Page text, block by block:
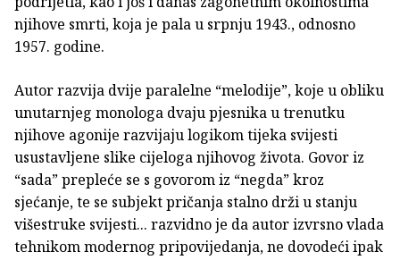
njihove smrti, koja je pala u srpnju 1943., odnosno
1957. godine.
Autor razvija dvije paralelne “melodije”, koje u obliku
unutarnjeg monologa dvaju pjesnika u trenutku
njihove agonije razvijaju logikom tijeka svijesti
usustavljene slike cijeloga njihovog života. Govor iz
“sada” prepleće se s govorom iz “negda” kroz
sjećanje, te se subjekt pričanja stalno drži u stanju
višestruke svijesti... razvidno je da autor izvrsno vlada
tehnikom modernog pripovijedanja, ne dovodeći ipak